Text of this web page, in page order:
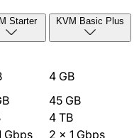
Starter KVM Basic Plus
4 GB
45 GB
4 TB
Gbps
2 x 1 Gbps